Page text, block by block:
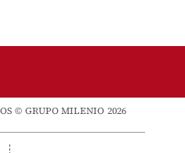
© GRUPO MILENIO 2026